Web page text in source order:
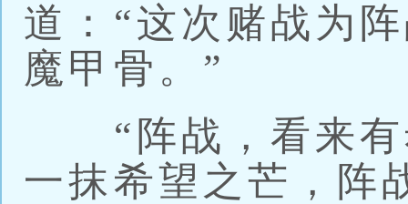
道：“这次赌战为
魔甲骨。”
“阵战，看来有
一抹希望之芒，阵